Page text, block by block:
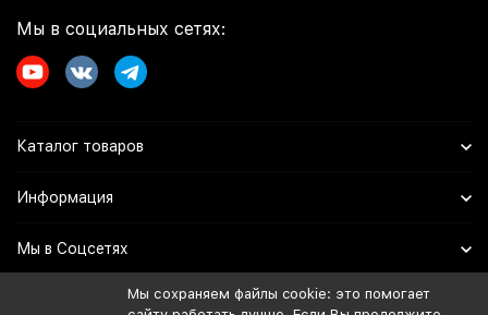
Мы в социальных сетях:
Каталог товаров
Информация
Мы в Соцсетях
Мы сохраняем файлы cookie: это помогает